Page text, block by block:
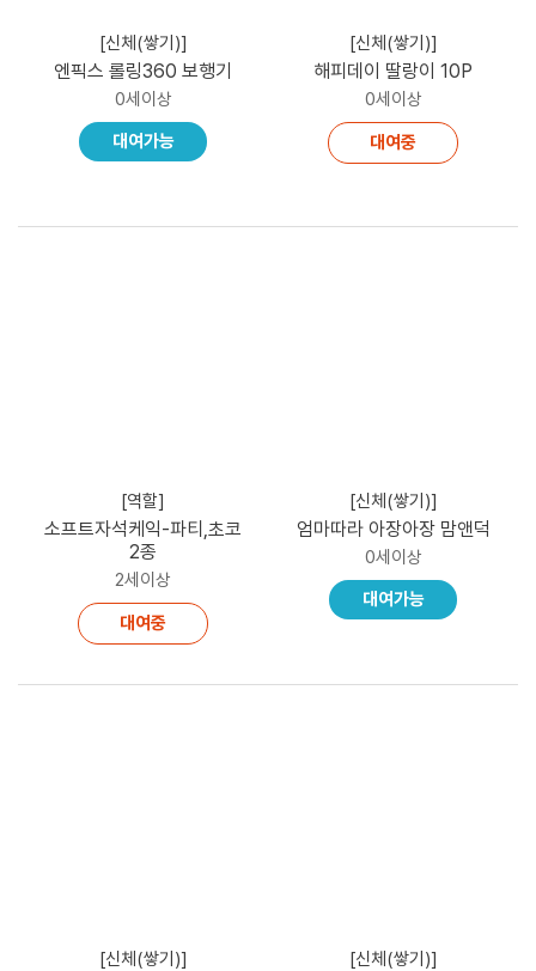
[신체(쌓기)]
엔픽스 롤링360 보행기
0세이상
대여가능
[신체(쌓기)]
해피데이 딸랑이 10P
0세이상
대여중
[역할]
소프트자석케익-파티,초코
2종
2세이상
대여중
[신체(쌓기)]
엄마따라 아장아장 맘앤덕
0세이상
대여가능
[신체(쌓기)] [신체(쌓기)]